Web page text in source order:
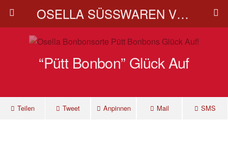
OSELLA SÜSSWAREN VERTRIEB | OSELLA Produktionsbetrieb von Kräuterbonbons
“Pütt Bonbon” Glück Auf
Teilen Tweet Anpinnen Mail SMS